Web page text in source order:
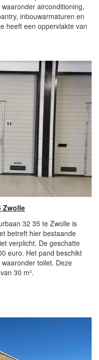
airconditioning,
inbouwarmaturen en
heeft een oppervlakte van
Zwolle
32 35 te Zwolle is
betreft hier bestaande
verplicht. De geschatte
euro. Het pand beschikt
toilet. Deze
30 m².